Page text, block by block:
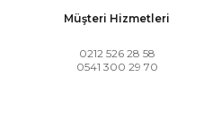
Müşteri Hizmetleri
0212 526 28 58
0541 300 29 70